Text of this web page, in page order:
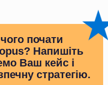
почати
Напишіть
Ваш кейс і
стратегію.